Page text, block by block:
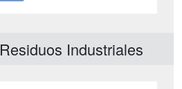
Industriales